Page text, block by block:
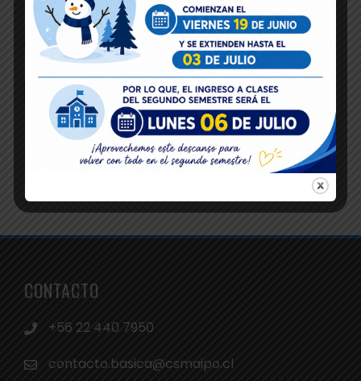
CONTACTO
+56 22 440 7950
contacto.basica@csmaipo.cl